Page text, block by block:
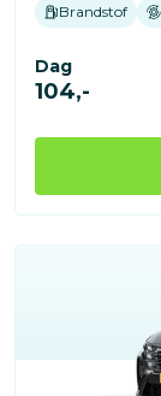
Brandstof
Dag
104,-